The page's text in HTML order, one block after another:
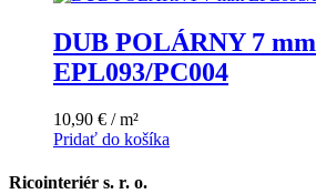
DUB POLÁRNY 7 mm
EPL093/PC004
10,90 € / m²
Pridať do košíka
Ricointeriér s. r. o.